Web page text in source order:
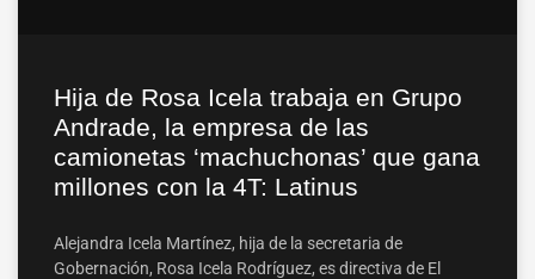
Hija de Rosa Icela trabaja en Grupo
Andrade, la empresa de las
camionetas ‘machuchonas’ que gana
millones con la 4T: Latinus
Alejandra Icela Martínez, hija de la secretaria de
Gobernación, Rosa Icela Rodríguez, es directiva de El